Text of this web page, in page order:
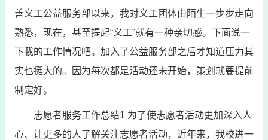
善义工公益服务部以来，我对义工团体由陌生一步步走向
熟悉，现在，甚至提起“义工”就有一种亲切感。下面说一
下我的工作情况吧。加入了公益服务部之后才知道压力其
实也挺大的。因为每次都是活动还未开始，策划就要提前
制定好。
志愿者服务工作总结1 为了使志愿者活动更加深入人
心、让更多的人了解关注志愿者活动，近年来，我校进一